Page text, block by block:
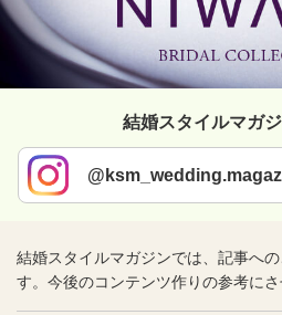
結婚スタイルマガ
結婚スタイルマガジンでは、記事へ
す。今後のコンテンツ作りの参考にさ